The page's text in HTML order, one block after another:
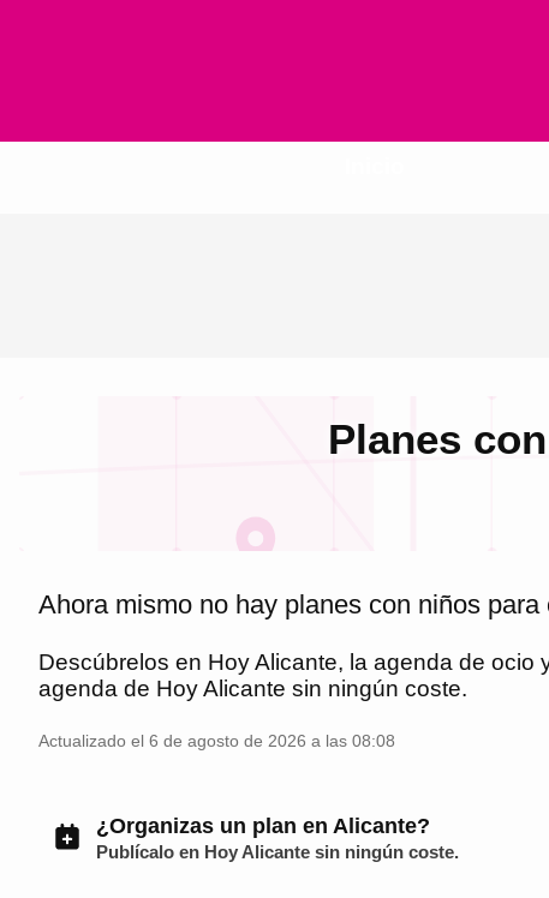
Planes
Ahora mismo no hay planes con niños
Descúbrelos en Hoy Alicante, la agenda de ocio
agenda de Hoy Alicante sin ningún coste.
Actualizado el 6 de agosto de 2026 a las 08:08
¿Organizas un plan en Alicante?
Publícalo en Hoy Alicante sin ningún coste.